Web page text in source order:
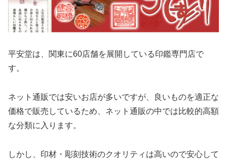
平安堂は、関東に60店舗を展開している印鑑専門店で
す。
ネット通販では安いお店が多いですが、良いものを適正な
価格で販売しているため、ネット通販の中では比較的高額
な分類に入ります。
しかし、印材・彫刻技術のクオリティは高いので安心して